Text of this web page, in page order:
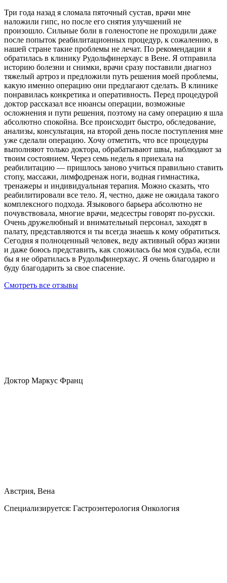
Три года назад я сломала пяточный сустав, врачи мне
наложили гипс, но после его снятия улучшений не
произошло. Сильные боли в голеностопе не проходили даже
после попыток реабилитационных процедур, к сожалению, в
нашей стране такие проблемы не лечат. По рекомендации я
обратилась в клинику Рудольфинерхаус в Вене. Я отправила
историю болезни и снимки, врачи сразу поставили диагноз
тяжелый артроз и предложили путь решения моей проблемы,
какую именно операцию они предлагают сделать. В клинике
понравилась конкретика и оперативность. Перед процедурой
доктор рассказал все нюансы операции, возможные
осложнения и пути решения, поэтому на саму операцию я шла
абсолютно спокойна. Все происходит быстро, обследование,
анализы, консультация, на второй день после поступления мне
уже сделали операцию. Хочу отметить, что все процедуры
выполняют только доктора, обрабатывают швы, наблюдают за
твоим состоянием. Через семь недель я приехала на
реабилитацию — пришлось заново учиться правильно ставить
стопу, массажи, лимфодренаж ноги, водная гимнастика,
тренажеры и индивидуальная терапия. Можно сказать, что
реабилитировали все тело. Я, честно, даже не ожидала такого
комплексного подхода. Языкового барьера абсолютно не
почувствовала, многие врачи, медсестры говорят по-русски.
Очень дружелюбный и внимательный персонал, заходят в
палату, представляются и ты всегда знаешь к кому обратиться.
Сегодня я полноценный человек, веду активный образ жизни
и даже боюсь представить, как сложилась бы моя судьба, если
бы я не обратилась в Рудольфинерхаус. Я очень благодарю и
буду благодарить за свое спасение.
Смотреть все отзывы
Доктор Маркус Франц
Австрия, Вена
Специализируется: Гастроэнтерология Онкология